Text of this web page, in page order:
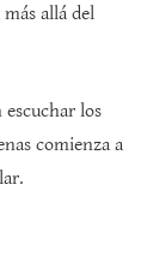
allá del
los
comienza a